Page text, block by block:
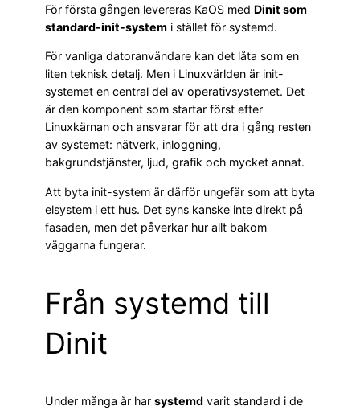
För första gången levereras KaOS med Dinit som
standard-init-system i stället för systemd.
För vanliga datoranvändare kan det låta som en
liten teknisk detalj. Men i Linuxvärlden är init-
systemet en central del av operativsystemet. Det
är den komponent som startar först efter
Linuxkärnan och ansvarar för att dra i gång resten
av systemet: nätverk, inloggning,
bakgrundstjänster, ljud, grafik och mycket annat.
Att byta init-system är därför ungefär som att byta
elsystem i ett hus. Det syns kanske inte direkt på
fasaden, men det påverkar hur allt bakom
väggarna fungerar.
Från systemd till
Dinit
Under många år har systemd varit standard i de